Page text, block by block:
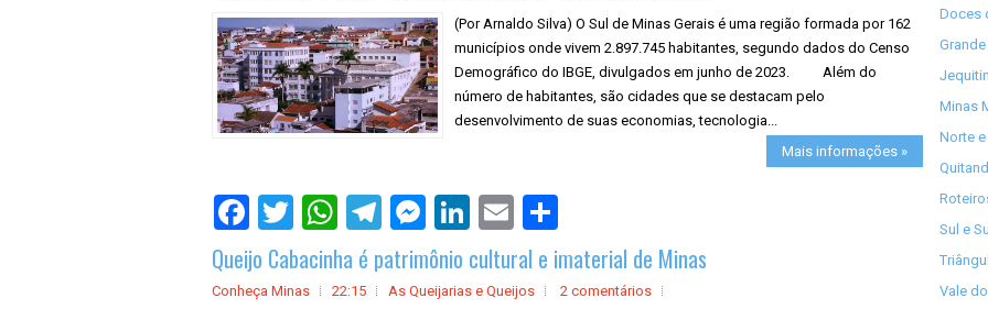
(Por Arnaldo Silva) O Sul de Minas Gerais é uma região formada por 162
municípios onde vivem 2.897.745 habitantes, segundo dados do Censo
Demográfico do IBGE, divulgados em junho de 2023. Além do
número de habitantes, são cidades que se destacam pelo
desenvolvimento de suas economias, tecnologia...
Mais informações »
r
e
Queijo Cabacinha é patrimônio cultural e imaterial de Minas
Conheça Minas 22:15 As Queijarias e Queijos
2 comentários
Doces
Minas
Norte
Sul e
Vale